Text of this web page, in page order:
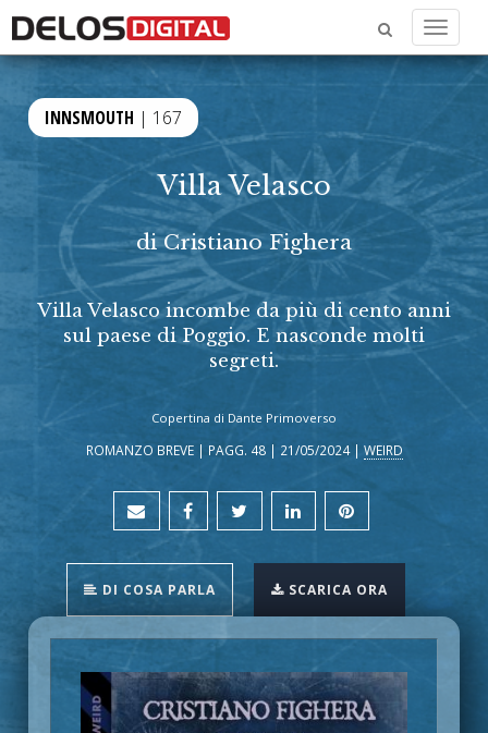
Menu
INNSMOUTH | 167
Villa Velasco
diCristiano Fighera
Villa Velasco incombe da più di cento anni
sul paese di Poggio. E nasconde molti
segreti.
Copertina di Dante Primoverso
ROMANZO BREVE | PAGG. 48 | 21/05/2024 | WEIRD
DI COSA PARLA SCARICA ORA